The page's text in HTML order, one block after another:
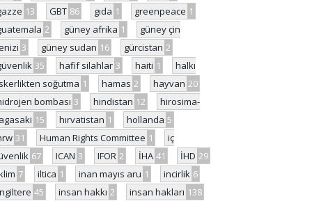
13 GBT 86 gıda 1 greenpeace 1
2 güney afrika 1
güney çin
3 güney sudan 16 gürcistan 2
35 hafif silahlar 3 haiti 1
halkı
soğutma 1 hamas 2 hayvan 20
bombası 3 hindistan 12
hirosima-
15 hırvatistan 1 hollanda 5
31 Human Rights Committee 1
iç
67 ICAN 3 IFOR 2 İHA 41 İHD 29
7 iltica 1 inan mayıs aru 1 incirlik 6
45 insan hakkı 2 insan hakları 138